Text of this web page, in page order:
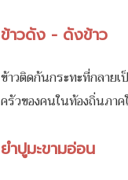
ข้าวดัง - ดังข้าว
ข้าวติดก้นกระทะที่กลาย
ครัวของคนในท้องถิ่นภาค
ยำปูมะขามอ่อน